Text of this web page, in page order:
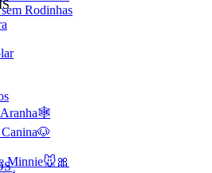
Rodinhas
Aranha🕸️
Minnie🐭🎀